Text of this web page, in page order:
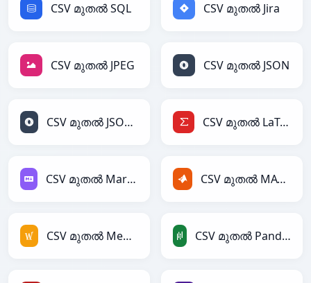
CSV മുതൽ SQL CSV മുതൽ Jira
CSV മുതൽ JPEG CSV മുതൽ JSON
CSV മുതൽ JSONLines CSV മുതൽ LaTeX
CSV മുതൽ Markdown CSV മുതൽ MATLAB
CSV മുതൽ MediaWiki CSV മുതൽ PandasDataFrame